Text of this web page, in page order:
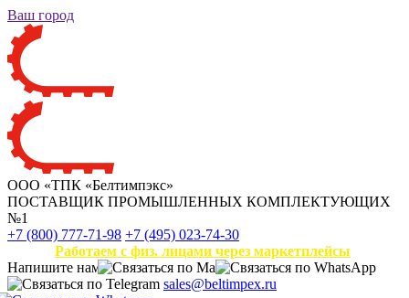
Ваш город
ООО «ТПК «Белтимпэкс»
ПОСТАВЩИК ПРОМЫШЛЕННЫХ КОМПЛЕКТУЮЩИХ
№1
+7 (800) 777-71-98 +7 (495) 023-74-30
Работаем с физ. лицами через маркетплейсы
Напишите нам
sales@beltimpex.ru